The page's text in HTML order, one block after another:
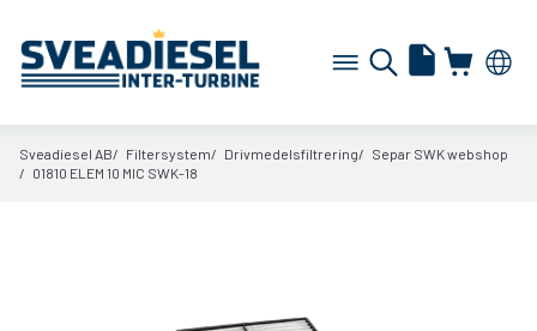
Sveadiesel AB Filtersystem Drivmedelsfiltrering
Separ SWK webshop
01810 ELEM 10 MIC SWK-18